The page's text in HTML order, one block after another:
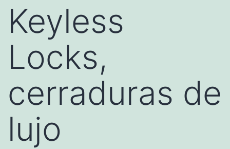
Keyless
Locks,
cerraduras de
lujo